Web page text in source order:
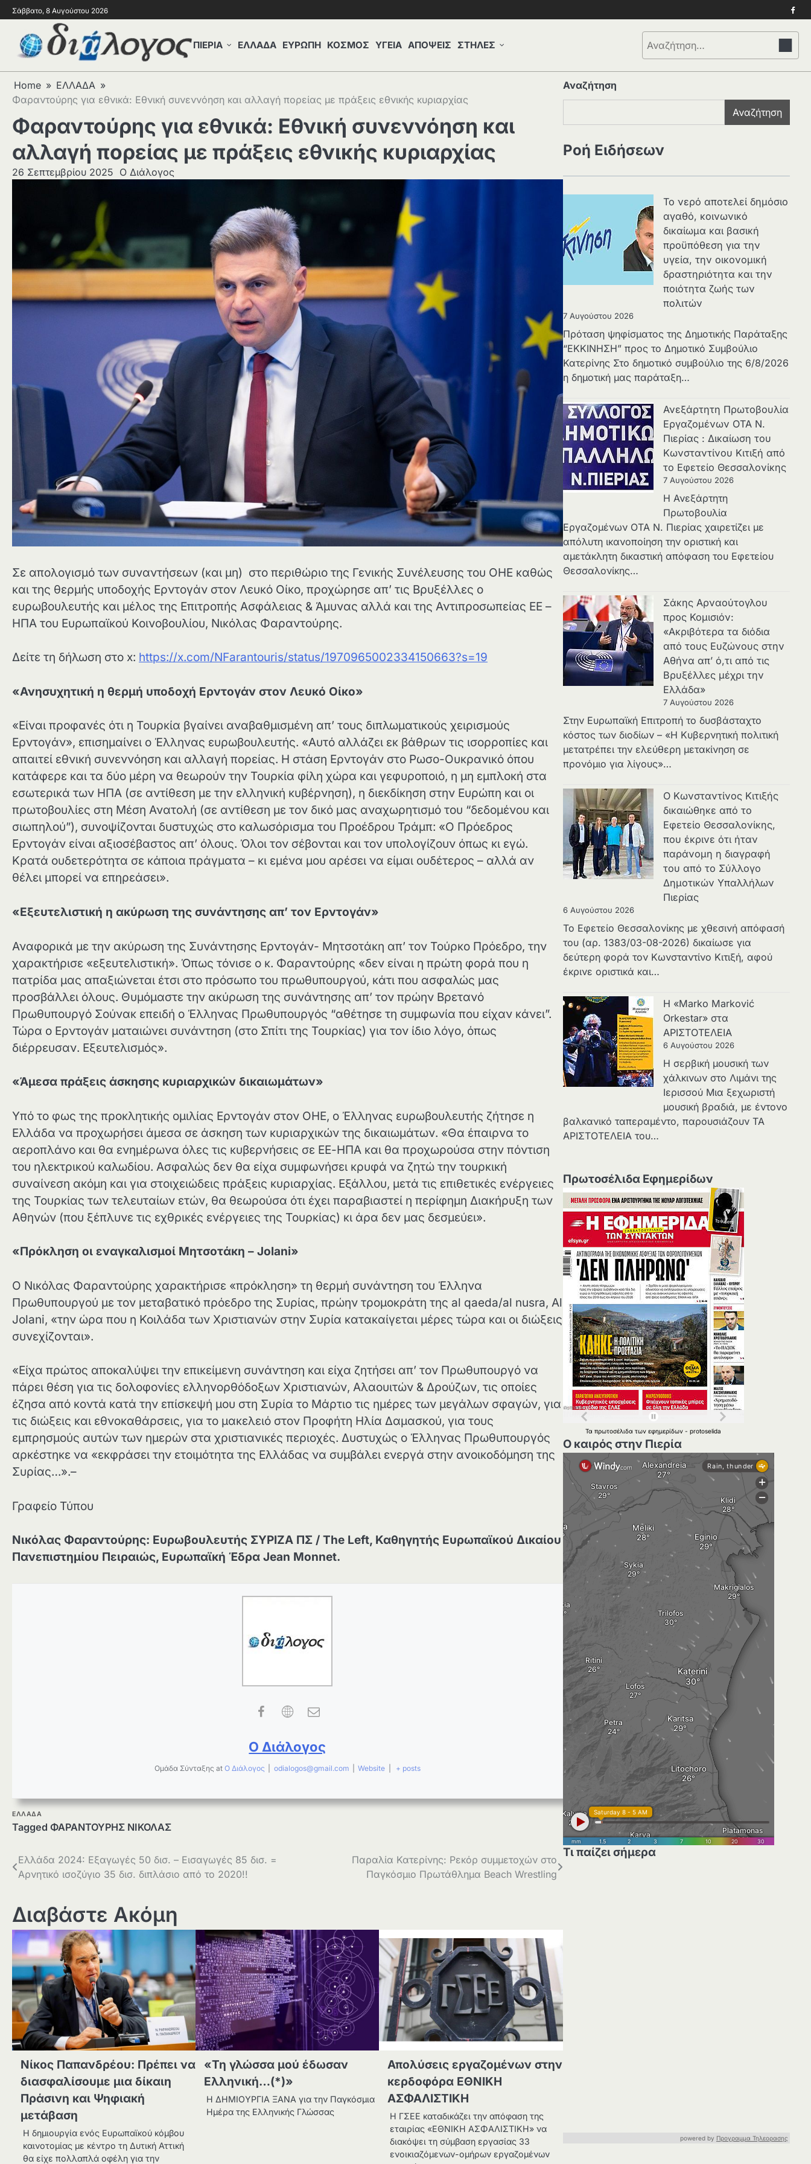
Σάββατο, 8 Αυγούστου 2026
ΠΙΕΡΙΑ ΕΛΛΑΔΑ ΕΥΡΩΠΗ ΚΟΣΜΟΣ ΥΓΕΙΑ ΑΠΟΨΕΙΣ ΣΤΗΛΕΣ
Αναζήτηση
για:
Home
ΕΛΛΑΔΑ
Φαραντούρης για εθνικά: Εθνική συνεννόηση και αλλαγή πορείας με πράξεις εθνικής κυριαρχίας
Φαραντούρης για εθνικά: Εθνική συνεννόηση και
αλλαγή πορείας με πράξεις εθνικής κυριαρχίας
26 Σεπτεμβρίου 2025 Ο Διάλογος
Σε απολογισμό των συναντήσεων (και μη) στο περιθώριο της Γενικής Συνέλευσης του ΟΗΕ καθώς
και της θερμής υποδοχής Ερντογάν στον Λευκό Οίκο, προχώρησε απ’ τις Βρυξέλλες ο
ευρωβουλευτής και μέλος της Επιτροπής Ασφάλειας & Άμυνας αλλά και της Αντιπροσωπείας ΕΕ –
ΗΠΑ του Ευρωπαϊκού Κοινοβουλίου, Νικόλας Φαραντούρης.
Δείτε τη δήλωση στο x: https://x.com/NFarantouris/status/1970965002334150663?s=19
«Ανησυχητική η θερμή υποδοχή Ερντογάν στον Λευκό Οίκο»
«Είναι προφανές ότι η Τουρκία βγαίνει αναβαθμισμένη απ’ τους διπλωματικούς χειρισμούς
Ερντογάν», επισημαίνει ο Έλληνας ευρωβουλευτής. «Αυτό αλλάζει εκ βάθρων τις ισορροπίες και
απαιτεί εθνική συνεννόηση και αλλαγή πορείας. Η στάση Ερντογάν στο Ρωσο-Ουκρανικό όπου
κατάφερε και τα δύο μέρη να θεωρούν την Τουρκία φίλη χώρα και γεφυροποιό, η μη εμπλοκή στα
εσωτερικά των ΗΠΑ (σε αντίθεση με την ελληνική κυβέρνηση), η διεκδίκηση στην Ευρώπη και οι
πρωτοβουλίες στη Μέση Ανατολή (σε αντίθεση με τον δικό μας αναχωρητισμό του “δεδομένου και
σιωπηλού”), συνοψίζονται δυστυχώς στο καλωσόρισμα του Προέδρου Τράμπ: «Ο Πρόεδρος
Ερντογάν είναι αξιοσέβαστος απ’ όλους. Όλοι τον σέβονται και τον υπολογίζουν όπως κι εγώ.
Κρατά ουδετερότητα σε κάποια πράγματα – κι εμένα μου αρέσει να είμαι ουδέτερος – αλλά αν
θέλει μπορεί να επηρεάσει».
«Εξευτελιστική η ακύρωση της συνάντησης απ’ τον Ερντογάν»
Αναφορικά με την ακύρωση της Συνάντησης Ερντογάν- Μητσοτάκη απ’ τον Τούρκο Πρόεδρο, την
χαρακτήρισε «εξευτελιστική». Όπως τόνισε ο κ. Φαραντούρης «δεν είναι η πρώτη φορά που η
πατρίδα μας απαξιώνεται έτσι στο πρόσωπο του πρωθυπουργού, κάτι που ασφαλώς μας
προσβάλλει όλους. Θυμόμαστε την ακύρωση της συνάντησης απ’ τον πρώην Βρετανό
Πρωθυπουργό Σούνακ επειδή ο Έλληνας Πρωθυπουργός “αθέτησε τη συμφωνία που είχαν κάνει”.
Τώρα ο Ερντογάν ματαιώνει συνάντηση (στο Σπίτι της Τουρκίας) για τον ίδιο λόγο, όπως
διέρρευσαν. Εξευτελισμός».
«Άμεσα πράξεις άσκησης κυριαρχικών δικαιωμάτων»
Υπό το φως της προκλητικής ομιλίας Ερντογάν στον ΟΗΕ, ο Έλληνας ευρωβουλευτής ζήτησε η
Ελλάδα να προχωρήσει άμεσα σε άσκηση των κυριαρχικών της δικαιωμάτων. «Θα έπαιρνα το
αεροπλάνο και θα ενημέρωνα όλες τις κυβερνήσεις σε ΕΕ-ΗΠΑ και θα προχωρούσα στην πόντιση
του ηλεκτρικού καλωδίου. Ασφαλώς δεν θα είχα συμφωνήσει κρυφά να ζητώ την τουρκική
συναίνεση ακόμη και για στοιχειώδεις πράξεις κυριαρχίας. Εξάλλου, μετά τις επιθετικές ενέργειες
της Τουρκίας των τελευταίων ετών, θα θεωρούσα ότι έχει παραβιαστεί η περίφημη Διακήρυξη των
Αθηνών (που ξέπλυνε τις εχθρικές ενέργειες της Τουρκίας) κι άρα δεν μας δεσμεύει».
«Πρόκληση οι εναγκαλισμοί Μητσοτάκη – Jolani»
Ο Νικόλας Φαραντούρης χαρακτήρισε «πρόκληση» τη θερμή συνάντηση του Έλληνα
Πρωθυπουργού με τον μεταβατικό πρόεδρο της Συρίας, πρώην τρομοκράτη της al qaeda/al nusra, Αl
Jolani, «την ώρα που η Κοιλάδα των Χριστιανών στην Συρία κατακαίγεται μέρες τώρα και οι διώξεις
συνεχίζονται».
«Είχα πρώτος αποκαλύψει την επικείμενη συνάντηση και είχα ζητήσει απ’ τον Πρωθυπουργό να
πάρει θέση για τις δολοφονίες ελληνορθόδοξων Χριστιανών, Αλαουιτών & Δρούζων, τις οποίες
έζησα από κοντά κατά την επίσκεψή μου στη Συρία το Μάρτιο τις ημέρες των μεγάλων σφαγών, για
τις διώξεις και εθνοκαθάρσεις, για το μακελειό στον Προφήτη Ηλία Δαμασκού, για τους
εμπρησμούς αυτών των ημερών στα χριστιανικές περιοχές. Δυστυχώς ο Έλληνας Πρωθυπουργός
αρκέστηκε να «εκφράσει την ετοιμότητα της Ελλάδας να συμβάλει ενεργά στην ανοικοδόμηση της
Συρίας…».–
Γραφείο Τύπου
Νικόλας Φαραντούρης: Ευρωβουλευτής ΣΥΡΙΖΑ ΠΣ / Τhe Left, Καθηγητής Ευρωπαϊκού Δικαίου
Πανεπιστημίου Πειραιώς, Ευρωπαϊκή Έδρα Jean Monnet.
Ο Διάλογος
Ομάδα Σύνταξης at Ο Διάλογος odialogos@gmail.com Website + posts
ΕΛΛΑΔΑ
Tagged ΦΑΡΑΝΤΟΥΡΗΣ ΝΙΚΟΛΑΣ
Πλοήγηση
άρθρων
Ελλάδα 2024: Εξαγωγές 50 δισ. – Εισαγωγές 85 δισ. =
Αρνητικό ισοζύγιο 35 δισ. διπλάσιο από το 2020!!
Παραλία Κατερίνης: Ρεκόρ συμμετοχών στο
Παγκόσμιο Πρωτάθλημα Beach Wrestling
Διαβάστε Ακόμη
Νίκος Παπανδρέου: Πρέπει να
διασφαλίσουμε μια δίκαιη
Πράσινη και Ψηφιακή
μετάβαση
Η δημιουργία ενός Ευρωπαϊκού κόμβου
καινοτομίας με κέντρο τη Δυτική Αττική
θα είχε πολλαπλά οφέλη για την
«Τη γλώσσα μού έδωσαν
Ελληνική…(*)»
Η ΔΗΜΙΟΥΡΓΙΑ ΞΑΝΑ για την Παγκόσμια
Ημέρα της Ελληνικής Γλώσσας
Απολύσεις εργαζομένων στην
κερδοφόρα ΕΘΝΙΚΗ
ΑΣΦΑΛΙΣΤΙΚΗ
Η ΓΣΕΕ καταδικάζει την απόφαση της
εταιρίας «ΕΘΝΙΚΗ ΑΣΦΑΛΙΣΤΙΚΗ» να
διακόψει τη σύμβαση εργασίας 33
ενοικιαζόμενων-ομήρων εργαζομένων
Αναζήτηση
Αναζήτηση
Ροή Ειδήσεων
Το νερό αποτελεί δημόσιο
αγαθό, κοινωνικό
δικαίωμα και βασική
προϋπόθεση για την
υγεία, την οικονομική
δραστηριότητα και την
ποιότητα ζωής των
πολιτών
7 Αυγούστου 2026
Πρόταση ψηφίσματος της Δημοτικής Παράταξης
“ΕΚΚΙΝΗΣΗ” προς το Δημοτικό Συμβούλιο
Κατερίνης Στο δημοτικό συμβούλιο της 6/8/2026
η δημοτική μας παράταξη…
Ανεξάρτητη Πρωτοβουλία
Εργαζομένων ΟΤΑ Ν.
Πιερίας : Δικαίωση του
Κωνσταντίνου Κιτιξή από
το Εφετείο Θεσσαλονίκης
7 Αυγούστου 2026
Η Ανεξάρτητη
Πρωτοβουλία
Εργαζομένων ΟΤΑ Ν. Πιερίας χαιρετίζει με
απόλυτη ικανοποίηση την οριστική και
αμετάκλητη δικαστική απόφαση του Εφετείου
Θεσσαλονίκης…
Σάκης Αρναούτογλου
προς Κομισιόν:
«Ακριβότερα τα διόδια
από τους Ευζώνους στην
Αθήνα απ’ ό,τι από τις
Βρυξέλλες μέχρι την
Ελλάδα»
7 Αυγούστου 2026
Στην Ευρωπαϊκή Επιτροπή το δυσβάσταχτο
κόστος των διοδίων – «Η Κυβερνητική πολιτική
μετατρέπει την ελεύθερη μετακίνηση σε
προνόμιο για λίγους»…
Ο Κωνσταντίνος Κιτιξής
δικαιώθηκε από το
Εφετείο Θεσσαλονίκης,
που έκρινε ότι ήταν
παράνομη η διαγραφή
του από το Σύλλογο
Δημοτικών Υπαλλήλων
Πιερίας
6 Αυγούστου 2026
Το Εφετείο Θεσσαλονίκης με χθεσινή απόφασή
του (αρ. 1383/03-08-2026) δικαίωσε για
δεύτερη φορά τον Κωνσταντίνο Κιτιξή, αφού
έκρινε οριστικά και…
Η «Marko Marković
Orkestar» στα
ΑΡΙΣΤΟΤΕΛΕΙΑ
6 Αυγούστου 2026
Η σερβική μουσική των
χάλκινων στο Λιμάνι της
Ιερισσού Μια ξεχωριστή
μουσική βραδιά, με έντονο
βαλκανικό ταπεραμέντο, παρουσιάζουν ΤΑ
ΑΡΙΣΤΟΤΕΛΕΙΑ του…
Πρωτοσέλιδα Εφημερίδων
Ταπρωτοσέλιδατωνεφημερίδων-protoselida
Ο καιρός στην Πιερία
Τι παίζει σήμερα
powered by Προγραμμα Τηλεορασης